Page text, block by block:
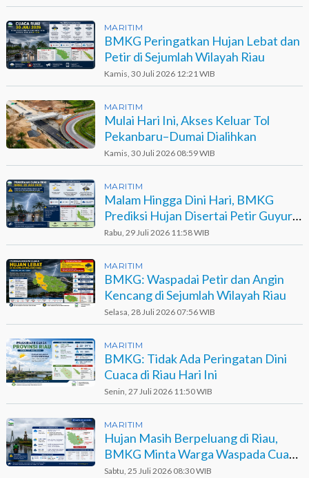
MARITIM
BMKG Peringatkan Hujan Lebat dan
Petir di Sejumlah Wilayah Riau
Kamis, 30 Juli 2026 12:21 WIB
MARITIM
Mulai Hari Ini, Akses Keluar Tol
Pekanbaru–Dumai Dialihkan
Kamis, 30 Juli 2026 08:59 WIB
MARITIM
Malam Hingga Dini Hari, BMKG
Prediksi Hujan Disertai Petir Guyur
Sejumlah Wilayah Riau
Rabu, 29 Juli 2026 11:58 WIB
MARITIM
BMKG: Waspadai Petir dan Angin
Kencang di Sejumlah Wilayah Riau
Selasa, 28 Juli 2026 07:56 WIB
MARITIM
BMKG: Tidak Ada Peringatan Dini
Cuaca di Riau Hari Ini
Senin, 27 Juli 2026 11:50 WIB
MARITIM
Hujan Masih Berpeluang di Riau,
BMKG Minta Warga Waspada Cuaca
Ekstrem
Sabtu, 25 Juli 2026 08:30 WIB